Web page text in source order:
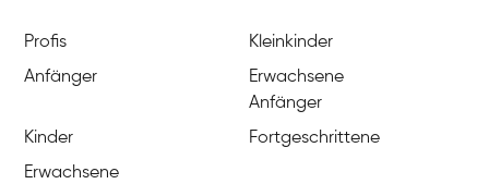
Profis
Kleinkinder
Anfänger
Erwachsene
Anfänger
Kinder
Fortgeschrittene
Erwachsene